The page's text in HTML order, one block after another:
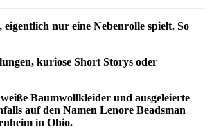
nur eine Nebenrolle spielt. So
kuriose Short Storys oder
Baumwollkleider und ausgeleierte
auf den Namen Lenore Beadsman
in Ohio.